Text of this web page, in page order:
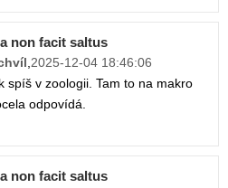
non facit saltus
,2025-12-04 18:46:06
spíš v zoologii. Tam to na makro
odpovídá.
non facit saltus